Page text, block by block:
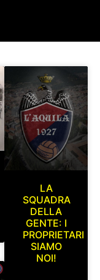
LA
SQUADRA
DELLA
GENTE: I
PROPRIETARI
SIAMO
NOI!